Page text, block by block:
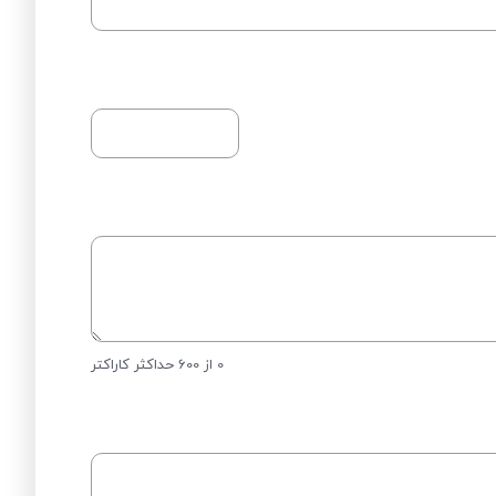
0 از 600 حداکثر کاراکتر